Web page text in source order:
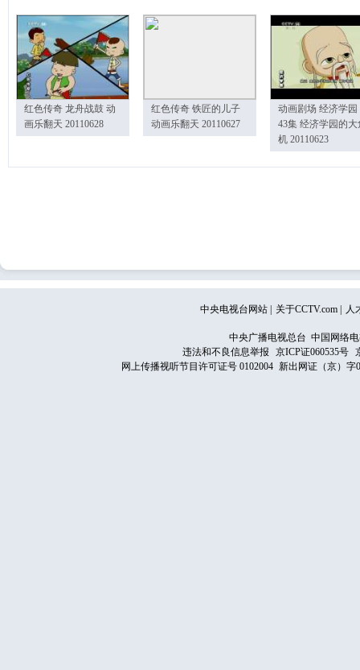
红色传奇 龙舟战鼓 动
画乐翻天 20110628
红色传奇 铁匠的儿子
动画乐翻天 20110627
动画剧场 经济学园
43集 经济学园的大
机 20110623
中央电视台网站 关于CCTV.com 人
中央广播电视总台 中国网络
违法和不良信息举报
京ICP证060535号
网上传播视听节目许可证号 0102004 新出网证（京）